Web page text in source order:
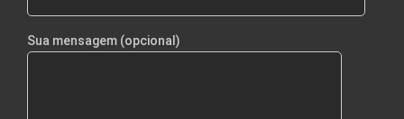
Sua mensagem (opcional)